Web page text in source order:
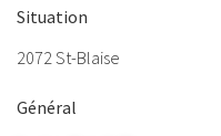
Situation
2072 St-Blaise
Général